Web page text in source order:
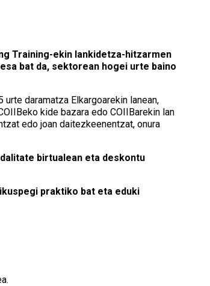
Training-ekin lankidetza-hitzarmen
bat da, sektorean hogei urte baino
daramatza Elkargoarekin lanean,
kide bazara edo COIIBarekin lan
edo joan daitezkeenentzat, onura
birtualean eta deskontu
praktiko bat eta eduki